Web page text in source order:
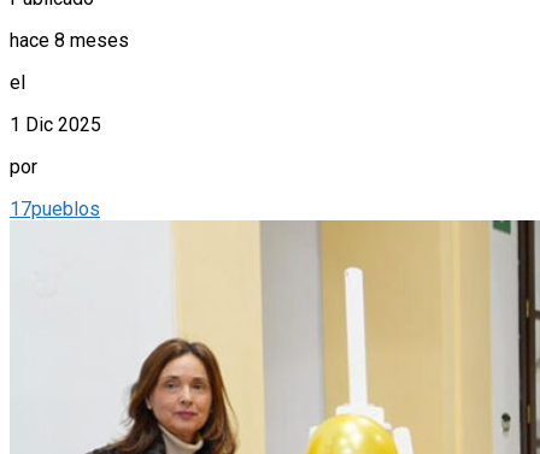
hace 8 meses
el
1 Dic 2025
por
17pueblos